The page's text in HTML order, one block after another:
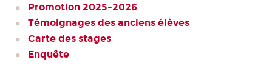
Promotion 2025-2026
Témoignages des anciens élèves
Carte des stages
Enquête